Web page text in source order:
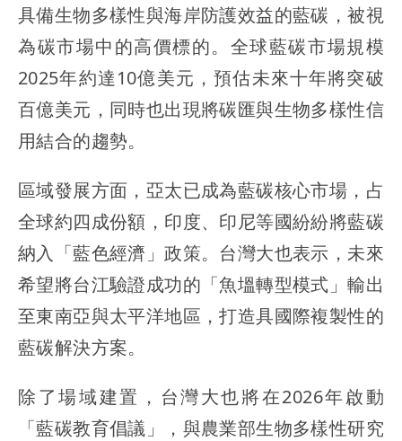
具備生物多樣性與海岸防護效益的藍碳，被視
為碳市場中的高價標的。全球藍碳市場規模
2025年約達10億美元，預估未來十年將突破
百億美元，同時也出現將碳匯與生物多樣性信
用結合的趨勢。
區域發展方面，亞太已成為藍碳核心市場，占
全球約四成份額，印度、印尼等國紛紛將藍碳
納入「藍色經濟」政策。台灣大也表示，未來
希望將台江驗證成功的「魚塭轉型模式」輸出
至東南亞與太平洋地區，打造具國際複製性的
藍碳解決方案。
除了場域建置，台灣大也將在2026年啟動
「藍碳教育倡議」，與農業部生物多樣性研究